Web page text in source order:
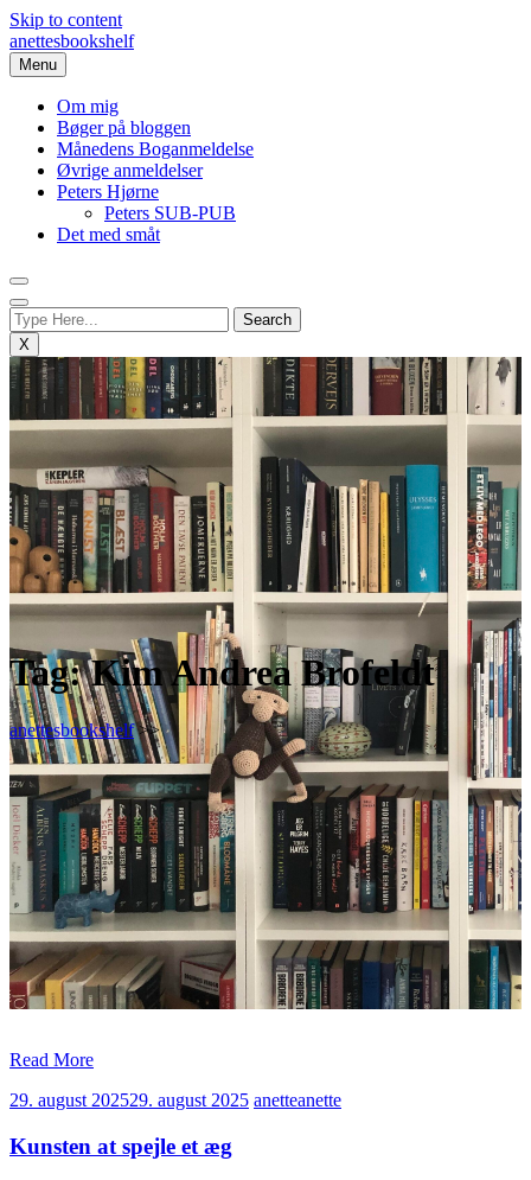
Skip to content
anettesbookshelf
Menu
Om mig
Bøger på bloggen
Månedens Boganmeldelse
Øvrige anmeldelser
Peters Hjørne
Peters SUB-PUB
Det med småt
X
Tag:Kim Andrea Brofeldt
anettesbookshelf>>
Read More
29. august 202529. august 2025 anetteanette
Kunsten at spejle et æg